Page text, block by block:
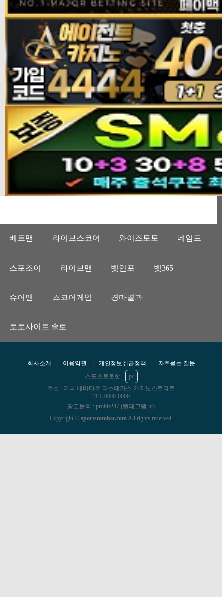
베트맨 라이브스코어 와이즈토토 네임드
스포조이 라이브맨 벳인포 벳365
슈어맨 스코어게임 경마결과
토토사이트 솔로
회사소개 이용약관 개인정보취급정책
자주묻는 질문
스포츠토토핫
pc
주소 : 미국 네바다주 라스베가스 카지노스트리트
TEL 0000-0000
광고문의 : probiz247 (텔레그램 id)
Copyright © sportstotohot.comAll rights reserved.